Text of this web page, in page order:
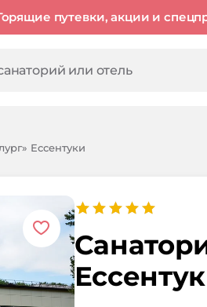
путевки, акции и
Ессентуки